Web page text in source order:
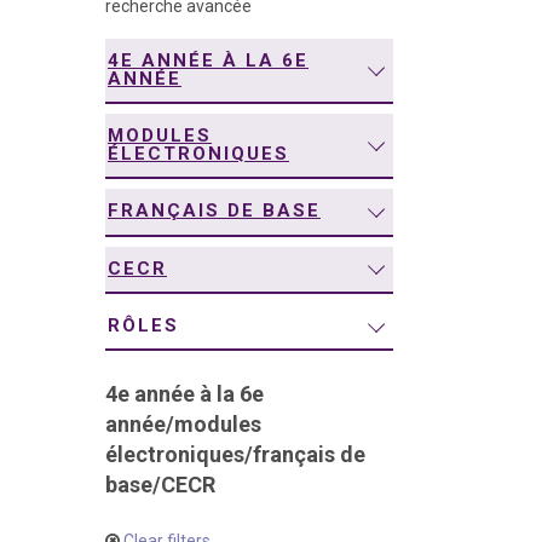
recherche avancée
4E ANNÉE À LA 6E
ANNÉE
MODULES
ÉLECTRONIQUES
FRANÇAIS DE BASE
CECR
RÔLES
4e année à la 6e
année/modules
électroniques/français de
base/CECR